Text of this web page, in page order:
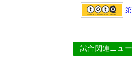
試合関連ニュ